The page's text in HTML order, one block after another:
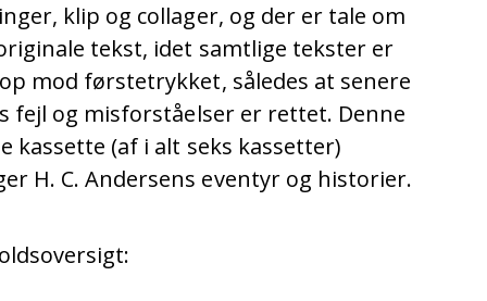
klip og collager, og der er tale om
tekst, idet samtlige tekster er
mod førstetrykket, således at senere
fejl og misforståelser er rettet. Denne
kassette (af i alt seks kassetter)
H. C. Andersens eventyr og historier.